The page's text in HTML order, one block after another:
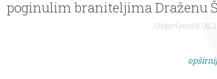
poginulim braniteljima Draženu
Završja
Objavljeno